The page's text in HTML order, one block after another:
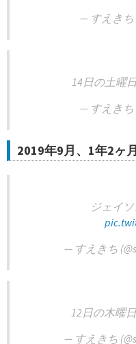
— すえきち
14日の土曜
— すえきち
2019年9月、1年2ヶ
ジェイ
— すえきち
12日の木曜日
— すえきち